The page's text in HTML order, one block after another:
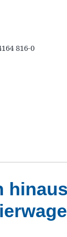
816-0